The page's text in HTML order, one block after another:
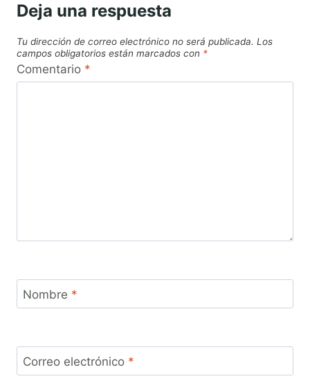
Deja una respuesta
Tu dirección de correo electrónico no será publicada. Los
campos obligatorios están marcados con *
Comentario *
Nombre *
Correo electrónico *